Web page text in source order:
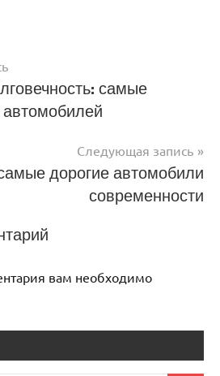
самые
Следующая запись
дорогие автомобили
современности
вам необходимо